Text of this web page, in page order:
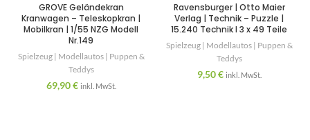
GROVE Geländekran
Kranwagen – Teleskopkran |
Mobilkran | 1/55 NZG Modell
Nr.149
Spielzeug | Modellautos | Puppen &
Teddys
69,90€ inkl. MwSt.
Ravensburger | Otto Maier
Verlag | Technik – Puzzle |
15.240 Technik I 3 x 49 Teile
Spielzeug | Modellautos | Puppen &
Teddys
9,50€ inkl. MwSt.